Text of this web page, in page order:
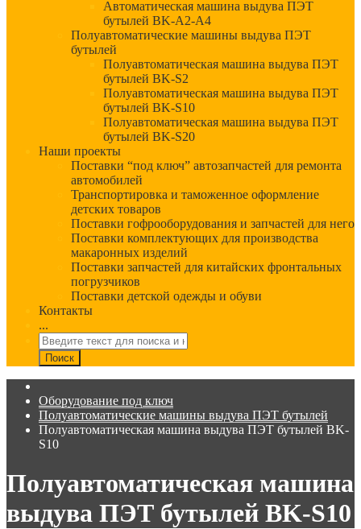
Автоматическая машина выдува ПЭТ
бутылей BK-A2-A4
Полуавтоматические машины выдува ПЭТ
бутылей
Полуавтоматическая машина выдува ПЭТ
бутылей BK-S2
Полуавтоматическая машина выдува ПЭТ
бутылей BK-S10
Полуавтоматическая машина выдува ПЭТ
бутылей BK-S20
Наши проекты
Поставки “под ключ” автозапчастей для ремонта
автомобилей
Транспортировка и таможенное оформление
детских товаров
Поставки гофрооборудования и запчастей для него
Поставки комплектующих для производства
макаронных изделий
Поставки запчастей для китайских фронтальных
погрузчиков
Поставки детской одежды и обуви
Контакты
...
Оборудование под ключ
Полуавтоматические машины выдува ПЭТ бутылей
Полуавтоматическая машина выдува ПЭТ бутылей BK-
S10
Полуавтоматическая машина
выдува ПЭТ бутылей BK-S10